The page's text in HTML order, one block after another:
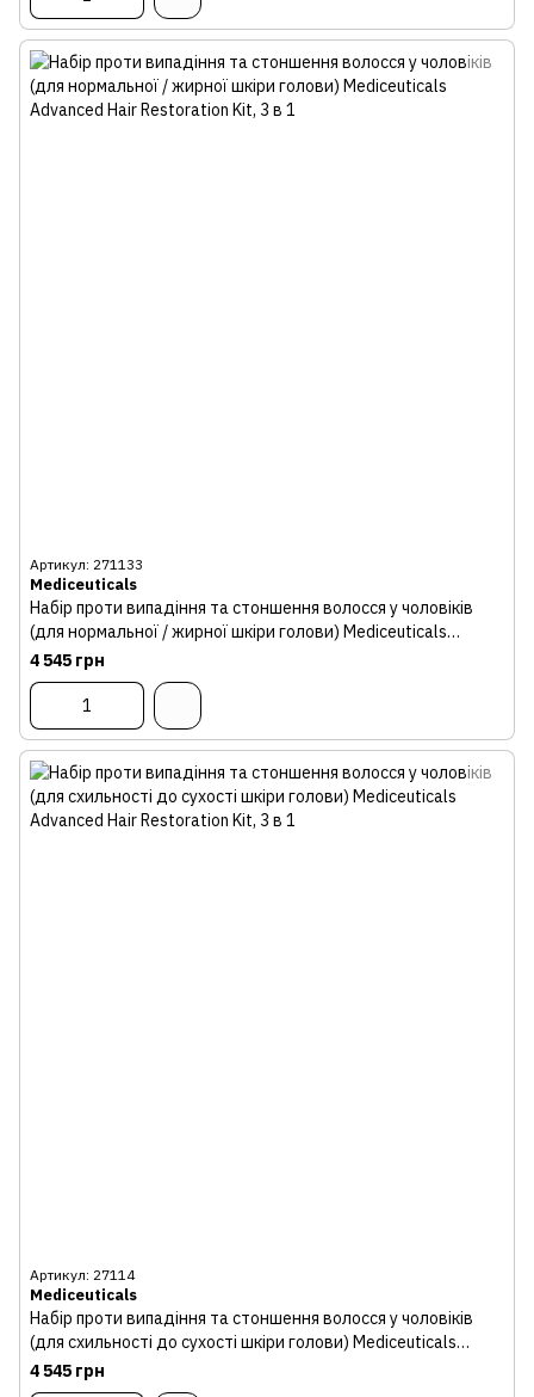
Артикул: 271133
Mediceuticals
Набір проти випадіння та стоншення волосся у чоловіків
(для нормальної / жирної шкіри голови) Mediceuticals
Advanced Hair Restoration Kit
4 545 грн
Артикул: 27114
Mediceuticals
Набір проти випадіння та стоншення волосся у чоловіків
(для схильності до сухості шкіри голови) Mediceuticals
Advanced Hair Restoration Kit
4 545 грн